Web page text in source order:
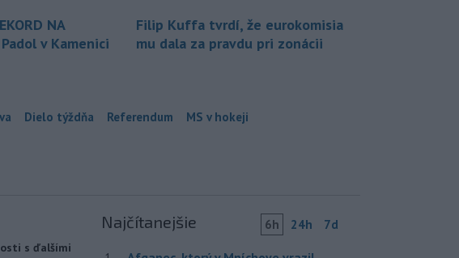
NA
Padol v Kamenici
Filip Kuffa tvrdí, že eurokomisia
mu dala za pravdu pri zonácii
Dielo týždňa Referendum MS v hokeji
s ďalšími
Najčítanejšie 6h 24h 7d